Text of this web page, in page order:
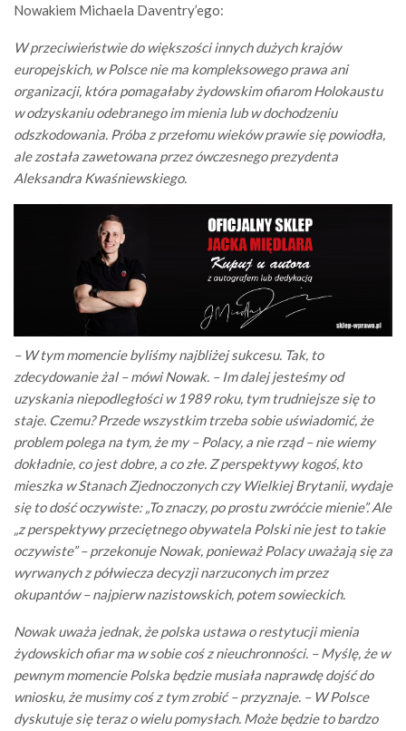
Nowakiem Michaela Daventry’ego:
W przeciwieństwie do większości innych dużych krajów
europejskich, w Polsce nie ma kompleksowego prawa ani
organizacji, która pomagałaby żydowskim ofiarom Holokaustu
w odzyskaniu odebranego im mienia lub w dochodzeniu
odszkodowania. Próba z przełomu wieków prawie się powiodła,
ale została zawetowana przez ówczesnego prezydenta
Aleksandra Kwaśniewskiego.
– W tym momencie byliśmy najbliżej sukcesu. Tak, to
zdecydowanie żal – mówi Nowak. – Im dalej jesteśmy od
uzyskania niepodległości w 1989 roku, tym trudniejsze się to
staje. Czemu? Przede wszystkim trzeba sobie uświadomić, że
problem polega na tym, że my – Polacy, a nie rząd – nie wiemy
dokładnie, co jest dobre, a co złe. Z perspektywy kogoś, kto
mieszka w Stanach Zjednoczonych czy Wielkiej Brytanii, wydaje
się to dość oczywiste: „To znaczy, po prostu zwróćcie mienie”. Ale
„z perspektywy przeciętnego obywatela Polski nie jest to takie
oczywiste” – przekonuje Nowak, ponieważ Polacy uważają się za
wyrwanych z półwiecza decyzji narzuconych im przez
okupantów – najpierw nazistowskich, potem sowieckich.
Nowak uważa jednak, że polska ustawa o restytucji mienia
żydowskich ofiar ma w sobie coś z nieuchronności. – Myślę, że w
pewnym momencie Polska będzie musiała naprawdę dojść do
wniosku, że musimy coś z tym zrobić – przyznaje. – W Polsce
dyskutuje się teraz o wielu pomysłach. Może będzie to bardzo